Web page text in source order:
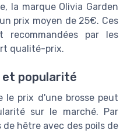
la marque Olivia Garden
prix moyen de 25€. Ces
recommandées par les
qualité-prix.
et popularité
le prix d'une brosse peut
sur le marché. Par
de hêtre avec des poils de